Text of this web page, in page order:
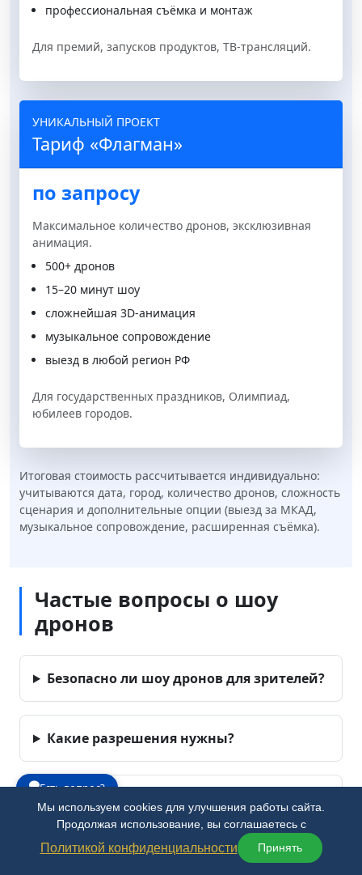
профессиональная съёмка и монтаж
Для премий, запусков продуктов, ТВ-трансляций.
УНИКАЛЬНЫЙ ПРОЕКТ
Тариф «Флагман»
по запросу
Максимальное количество дронов, эксклюзивная
анимация.
500+ дронов
15–20 минут шоу
сложнейшая 3D-анимация
музыкальное сопровождение
выезд в любой регион РФ
Для государственных праздников, Олимпиад,
юбилеев городов.
Итоговая стоимость рассчитывается индивидуально:
учитываются дата, город, количество дронов, сложность
сценария и дополнительные опции (выезд за МКАД,
музыкальное сопровождение, расширенная съёмка).
Частые вопросы о шоу
дронов
Безопасно ли шоу дронов для зрителей?
Какие разрешения нужны?
ветер?
Есть вопрос?
Мы используем cookies для улучшения работы сайта.
Продолжая использование, вы соглашаетесь с
Политикой конфиденциальности Принять